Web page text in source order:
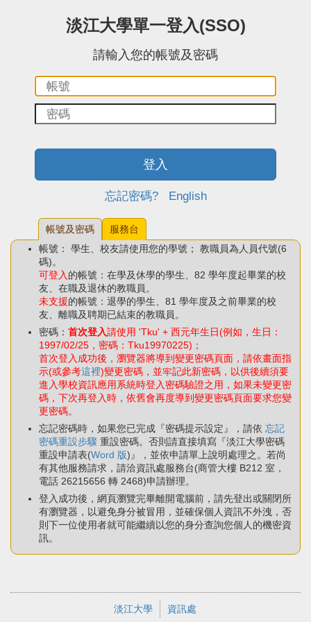
淡江大學單一登入(SSO)
請輸入您的帳號及密碼
碼：
登入
忘記密碼? English
帳號及密碼
服務台
帳號： 學生、校友請使用您的學號； 教職員為人員代號(6
碼)。
可登入 的帳號：在學及休學的學生、82 學年度起畢業的校
友、在職及退休的教職員。
未支援的帳號：退學的學生、81 學年度及之前畢業的校
友、離職及聘期已結束的教職員。
密碼： 首次登入請使用 'Tku' + 西元年生日(例如，生日：
1997/02/25，密碼：Tku19970225)；
首次登入成功後，瀏覽器將導到變更密碼頁面，請依畫面指
示(或參考這裡)變更密碼，並牢記此新密碼，以供後續須要
進入學校資訊應用系統時登入密碼驗證之用，如果未變更密
碼，下次再登入時，依舊會再度導到變更密碼頁面要求您變
更密碼。
忘記密碼時，如果您已完成『密碼提示設定』，請依 忘記
密碼重設步驟 重設密碼。否則請直接填寫『淡江大學密碼
重設申請表(Word 版)』，並依申請單上說明處理之。若尚
有其他服務請求，請洽資訊處服務台(商管大樓 B212 室，
電話 26215656 轉 2468)申請辦理。
登入成功後，網頁瀏覽完畢離開電腦前，請先登出或關閉所
有瀏覽器，以避免身分被冒用，並確保個人資訊不外洩，否
則下一位使用者就可能繼續以您的身分查詢您個人的機密資
訊。
淡江大學 資訊處